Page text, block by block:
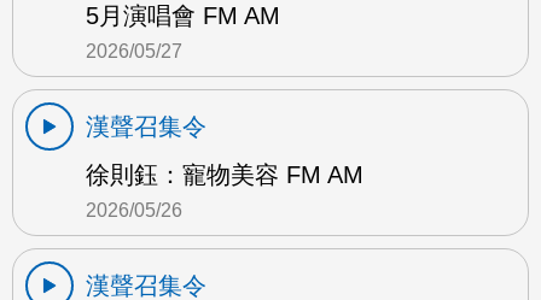
5月演唱會 FM AM
2026/05/27
漢聲召集令
徐則鈺：寵物美容 FM AM
2026/05/26
漢聲召集令